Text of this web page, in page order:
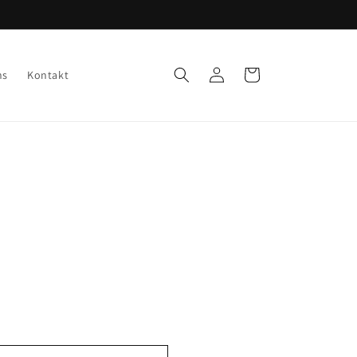
Kontakt EinloggenWarenkorb